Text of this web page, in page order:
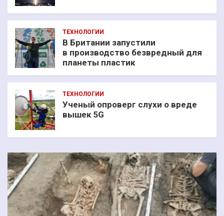
ТЕХНОЛОГИИ
В Британии запустили
в производство безвредный для
планеты пластик
ТЕХНОЛОГИИ
Ученый опроверг слухи о вреде
вышек 5G